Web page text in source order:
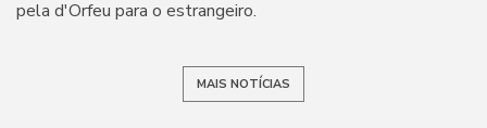
pela d'Orfeu para o estrangeiro.
MAIS NOTÍCIAS